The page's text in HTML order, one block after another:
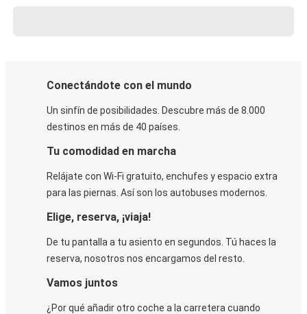
Conectándote con el mundo
Un sinfín de posibilidades. Descubre más de 8.000
destinos en más de 40 países.
Tu comodidad en marcha
Relájate con Wi-Fi gratuito, enchufes y espacio extra
para las piernas. Así son los autobuses modernos.
Elige, reserva, ¡viaja!
De tu pantalla a tu asiento en segundos. Tú haces la
reserva, nosotros nos encargamos del resto.
Vamos juntos
¿Por qué añadir otro coche a la carretera cuando